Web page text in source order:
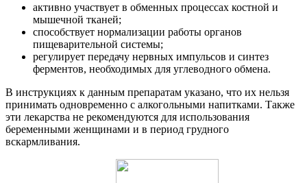
активно участвует в обменных процессах костной и
мышечной тканей;
способствует нормализации работы органов
пищеварительной системы;
регулирует передачу нервных импульсов и синтез
ферментов, необходимых для углеводного обмена.
В инструкциях к данным препаратам указано, что их нельзя
принимать одновременно с алкогольными напитками. Также
эти лекарства не рекомендуются для использования
беременными женщинами и в период грудного
вскармливания.